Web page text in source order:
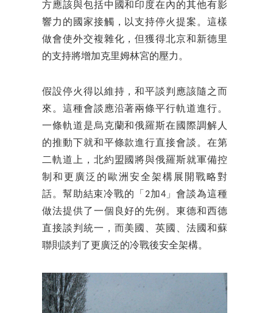
方應該與包括中國和印度在內的其他有影
響力的國家接觸，以支持停火提案。這樣
做會使外交複雜化，但獲得北京和新德里
的支持將增加克里姆林宮的壓力。
假設停火得以維持，和平談判應該隨之而
來。這種會談應沿著兩條平行軌道進行。
一條軌道是烏克蘭和俄羅斯在國際調解人
的推動下就和平條款進行直接會談。在第
二軌道上，北約盟國將與俄羅斯就軍備控
制和更廣泛的歐洲安全架構展開戰略對
話。幫助結束冷戰的「2加4」會談為這種
做法提供了一個良好的先例。東德和西德
直接談判統一，而美國、英國、法國和蘇
聯則談判了更廣泛的冷戰後安全架構。